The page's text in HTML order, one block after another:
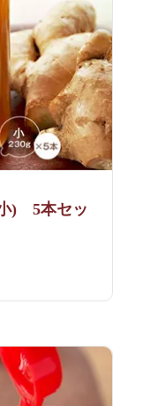
) 5本セッ